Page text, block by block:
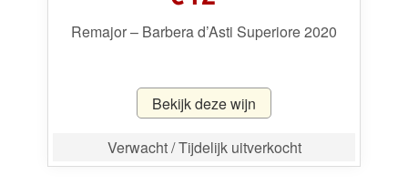
Remajor – Barbera d’Asti Superiore 2020
Bekijk deze wijn
Verwacht / Tijdelijk uitverkocht